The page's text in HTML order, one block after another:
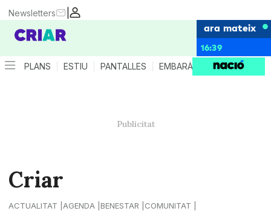
|
Newsletters
ara mateix
16:39
PLANS ESTIU PANTALLES EMBARÀS CRIANÇA
Criar
ACTUALITAT AGENDA BENESTAR
COMUNITAT